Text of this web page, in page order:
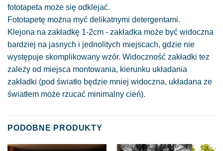
fototapeta może się odklejać.
Fototapetę można myć delikatnymi detergentami.
Klejona na zakładkę 1-2cm - zakładka może być widoczna
bardziej na jasnych i jednolitych miejscach, gdzie nie
występuje skomplikowany wzór. Widoczność zakładki tez
zależy od miejsca montowania, kierunku układania
zakładki (pod światło będzie mniej widoczna, układana ze
światłem może rzucać minimalny cień).
PODOBNE PRODUKTY